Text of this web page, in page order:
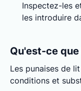
Inspectez-les
les introduire
Qu'est-ce
Les punaises de
conditions et